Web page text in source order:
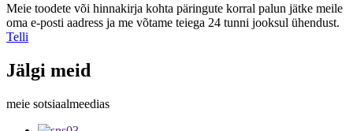
Meie toodete või hinnakirja kohta päringute korral palun jätke meile
oma e-posti aadress ja me võtame teiega 24 tunni jooksul ühendust.
Telli
Jälgi meid
meie sotsiaalmeedias